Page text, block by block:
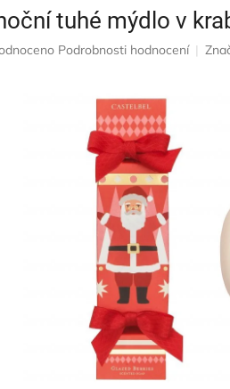
tuhé mýdlo v
Podrobnosti hodnocení